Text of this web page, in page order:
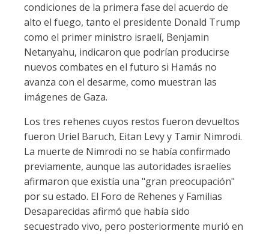
condiciones de la primera fase del acuerdo de
alto el fuego, tanto el presidente Donald Trump
como el primer ministro israelí, Benjamin
Netanyahu, indicaron que podrían producirse
nuevos combates en el futuro si Hamás no
avanza con el desarme, como muestran las
imágenes de Gaza.
Los tres rehenes cuyos restos fueron devueltos
fueron Uriel Baruch, Eitan Levy y Tamir Nimrodi.
La muerte de Nimrodi no se había confirmado
previamente, aunque las autoridades israelíes
afirmaron que existía una "gran preocupación"
por su estado. El Foro de Rehenes y Familias
Desaparecidas afirmó que había sido
secuestrado vivo, pero posteriormente murió en